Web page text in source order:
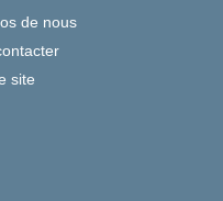
de nous
site